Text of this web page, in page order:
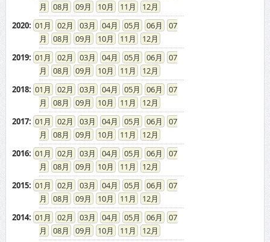
08
09 10 11
12
2020: 01 02 03 04 05 06
07
08
09 10 11
12
2019: 01 02 03 04 05 06
07
08
09 10 11
12
2018: 01 02 03 04 05 06
07
08
09 10 11
12
2017: 01 02 03 04 05 06
07
08
09 10 11
12
2016: 01 02 03 04 05 06
07
08
09 10 11
12
2015: 01 02 03 04 05 06
07
08
09 10 11
12
2014: 01 02 03 04 05 06
07
08
09 10 11
12